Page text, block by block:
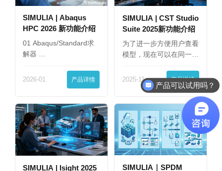
SIMULIA | Abaqus
HPC 2026 新功能介绍
01 Abaqus/Standard求
解器 …
2026-01 产品详情
SIMULIA | CST Studio
Suite 2025新功能介绍
为了进一步方便用户查看
模型，现在可以在同一
2025-11 产品详情
SIMULIA | Isight 2025
SIMULIA｜SPDM
产品可以试用吗？